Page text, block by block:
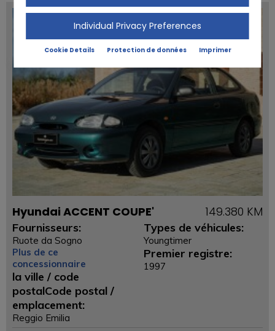
Hyundai ACCENT COUPE' 149.380 KM
Fournisseurs:
Ruote da Sogno
Plus de ce
concessionnaire
la ville / code
postalCode postal /
emplacement:
Reggio Emilia
Types de véhicules:
Youngtimer
Premier registre:
1997
Individual Privacy Preferences
Cookie Details Protection de données Imprimer